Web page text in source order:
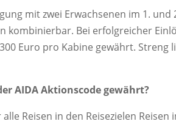
mit zwei Erwachsenen im 1.
kombinierbar. Bei erfolgreicher
Euro pro Kabine gewährt.
AIDA Aktionscode gewährt?
Reisen in den Reisezielen